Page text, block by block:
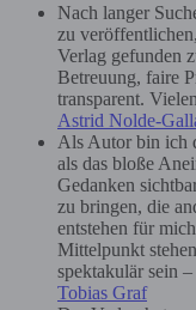
Nach langer
zu
Verlag gefunden
Betreuung, faire
transparent.
Astrid Nolde-
Als Autor bin ich
als das bloße
Gedanken
zu bringen, die
entstehen für
Mittelpunkt
spektakulär sein
Tobias Graf